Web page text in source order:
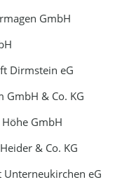
GmbH
Dirmstein eG
GmbH & Co. KG
GmbH
& Co. KG
Unterneukirchen eG